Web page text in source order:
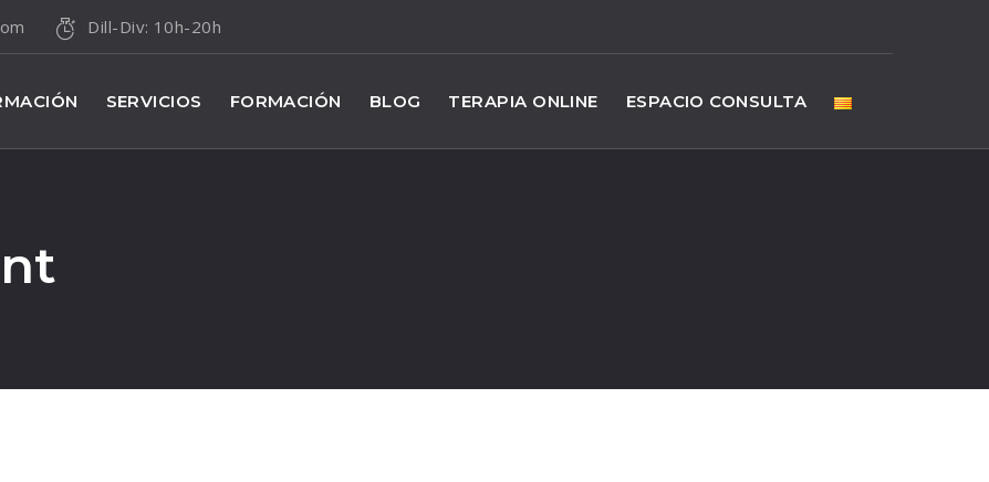
Dill-Div: 10h-20h
SERVICIOS FORMACIÓN BLOG TERAPIA ONLINE ESPACIO CONSULTA